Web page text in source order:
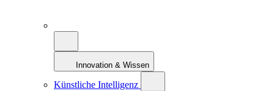
Innovation & Wissen
Künstliche Intelligenz